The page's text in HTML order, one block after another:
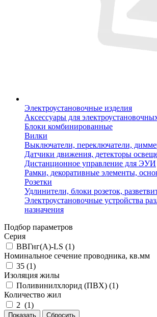
Электроустановочные изделия
Аксессуары для
Блоки комбинированные
Вилки
Выключатели, переключатели,
Датчики движения, детекторы
Дистанционное управление для ЭУИ
Рамки, декоративные элементы,
Розетки
Удлинители, блоки розеток,
Электроустановочные устройства
назначения
Подбор параметров
Серия
ВВГнг(А)-LS (1)
Номинальное сечение проводника, кв.мм
35 (1)
Изоляция жилы
Поливинилхлорид (ПВХ) (1)
Количество жил
2 (1)